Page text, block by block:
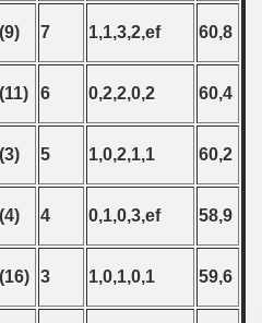
(9) 7 1,1,3,2,ef 60,8
(11) 6 0,2,2,0,2 60,4
(3) 5 1,0,2,1,1 60,2
(4) 4 0,1,0,3,ef 58,9
(16) 3 1,0,1,0,1 59,6